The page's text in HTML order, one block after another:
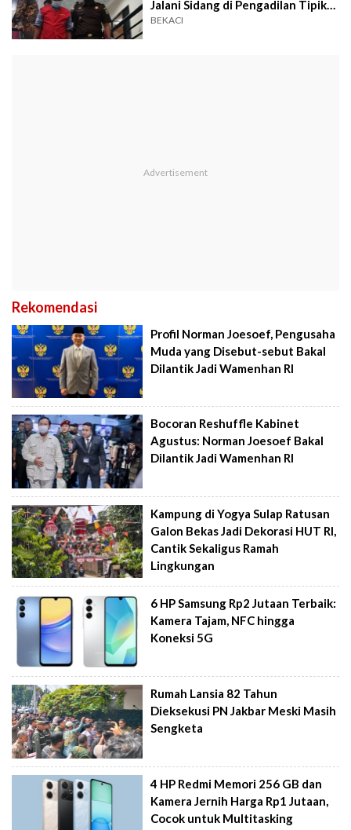
Jalani Sidang di Pengadilan Tipikor
Bandung
BEKACI
Rekomendasi
Profil Norman Joesoef, Pengusaha
Muda yang Disebut-sebut Bakal
Dilantik Jadi Wamenhan RI
Bocoran Reshuffle Kabinet
Agustus: Norman Joesoef Bakal
Dilantik Jadi Wamenhan RI
Kampung di Yogya Sulap Ratusan
Galon Bekas Jadi Dekorasi HUT RI,
Cantik Sekaligus Ramah
Lingkungan
6 HP Samsung Rp2 Jutaan Terbaik:
Kamera Tajam, NFC hingga
Koneksi 5G
Rumah Lansia 82 Tahun
Dieksekusi PN Jakbar Meski Masih
Sengketa
4 HP Redmi Memori 256 GB dan
Kamera Jernih Harga Rp1 Jutaan,
Cocok untuk Multitasking